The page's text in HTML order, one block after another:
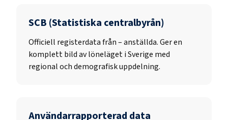
SCB (Statistiska centralbyrån)
Officiell registerdata från–anställda. Ger en
komplett bild av löneläget i Sverige med
regional och demografisk uppdelning.
Användarrapporterad data